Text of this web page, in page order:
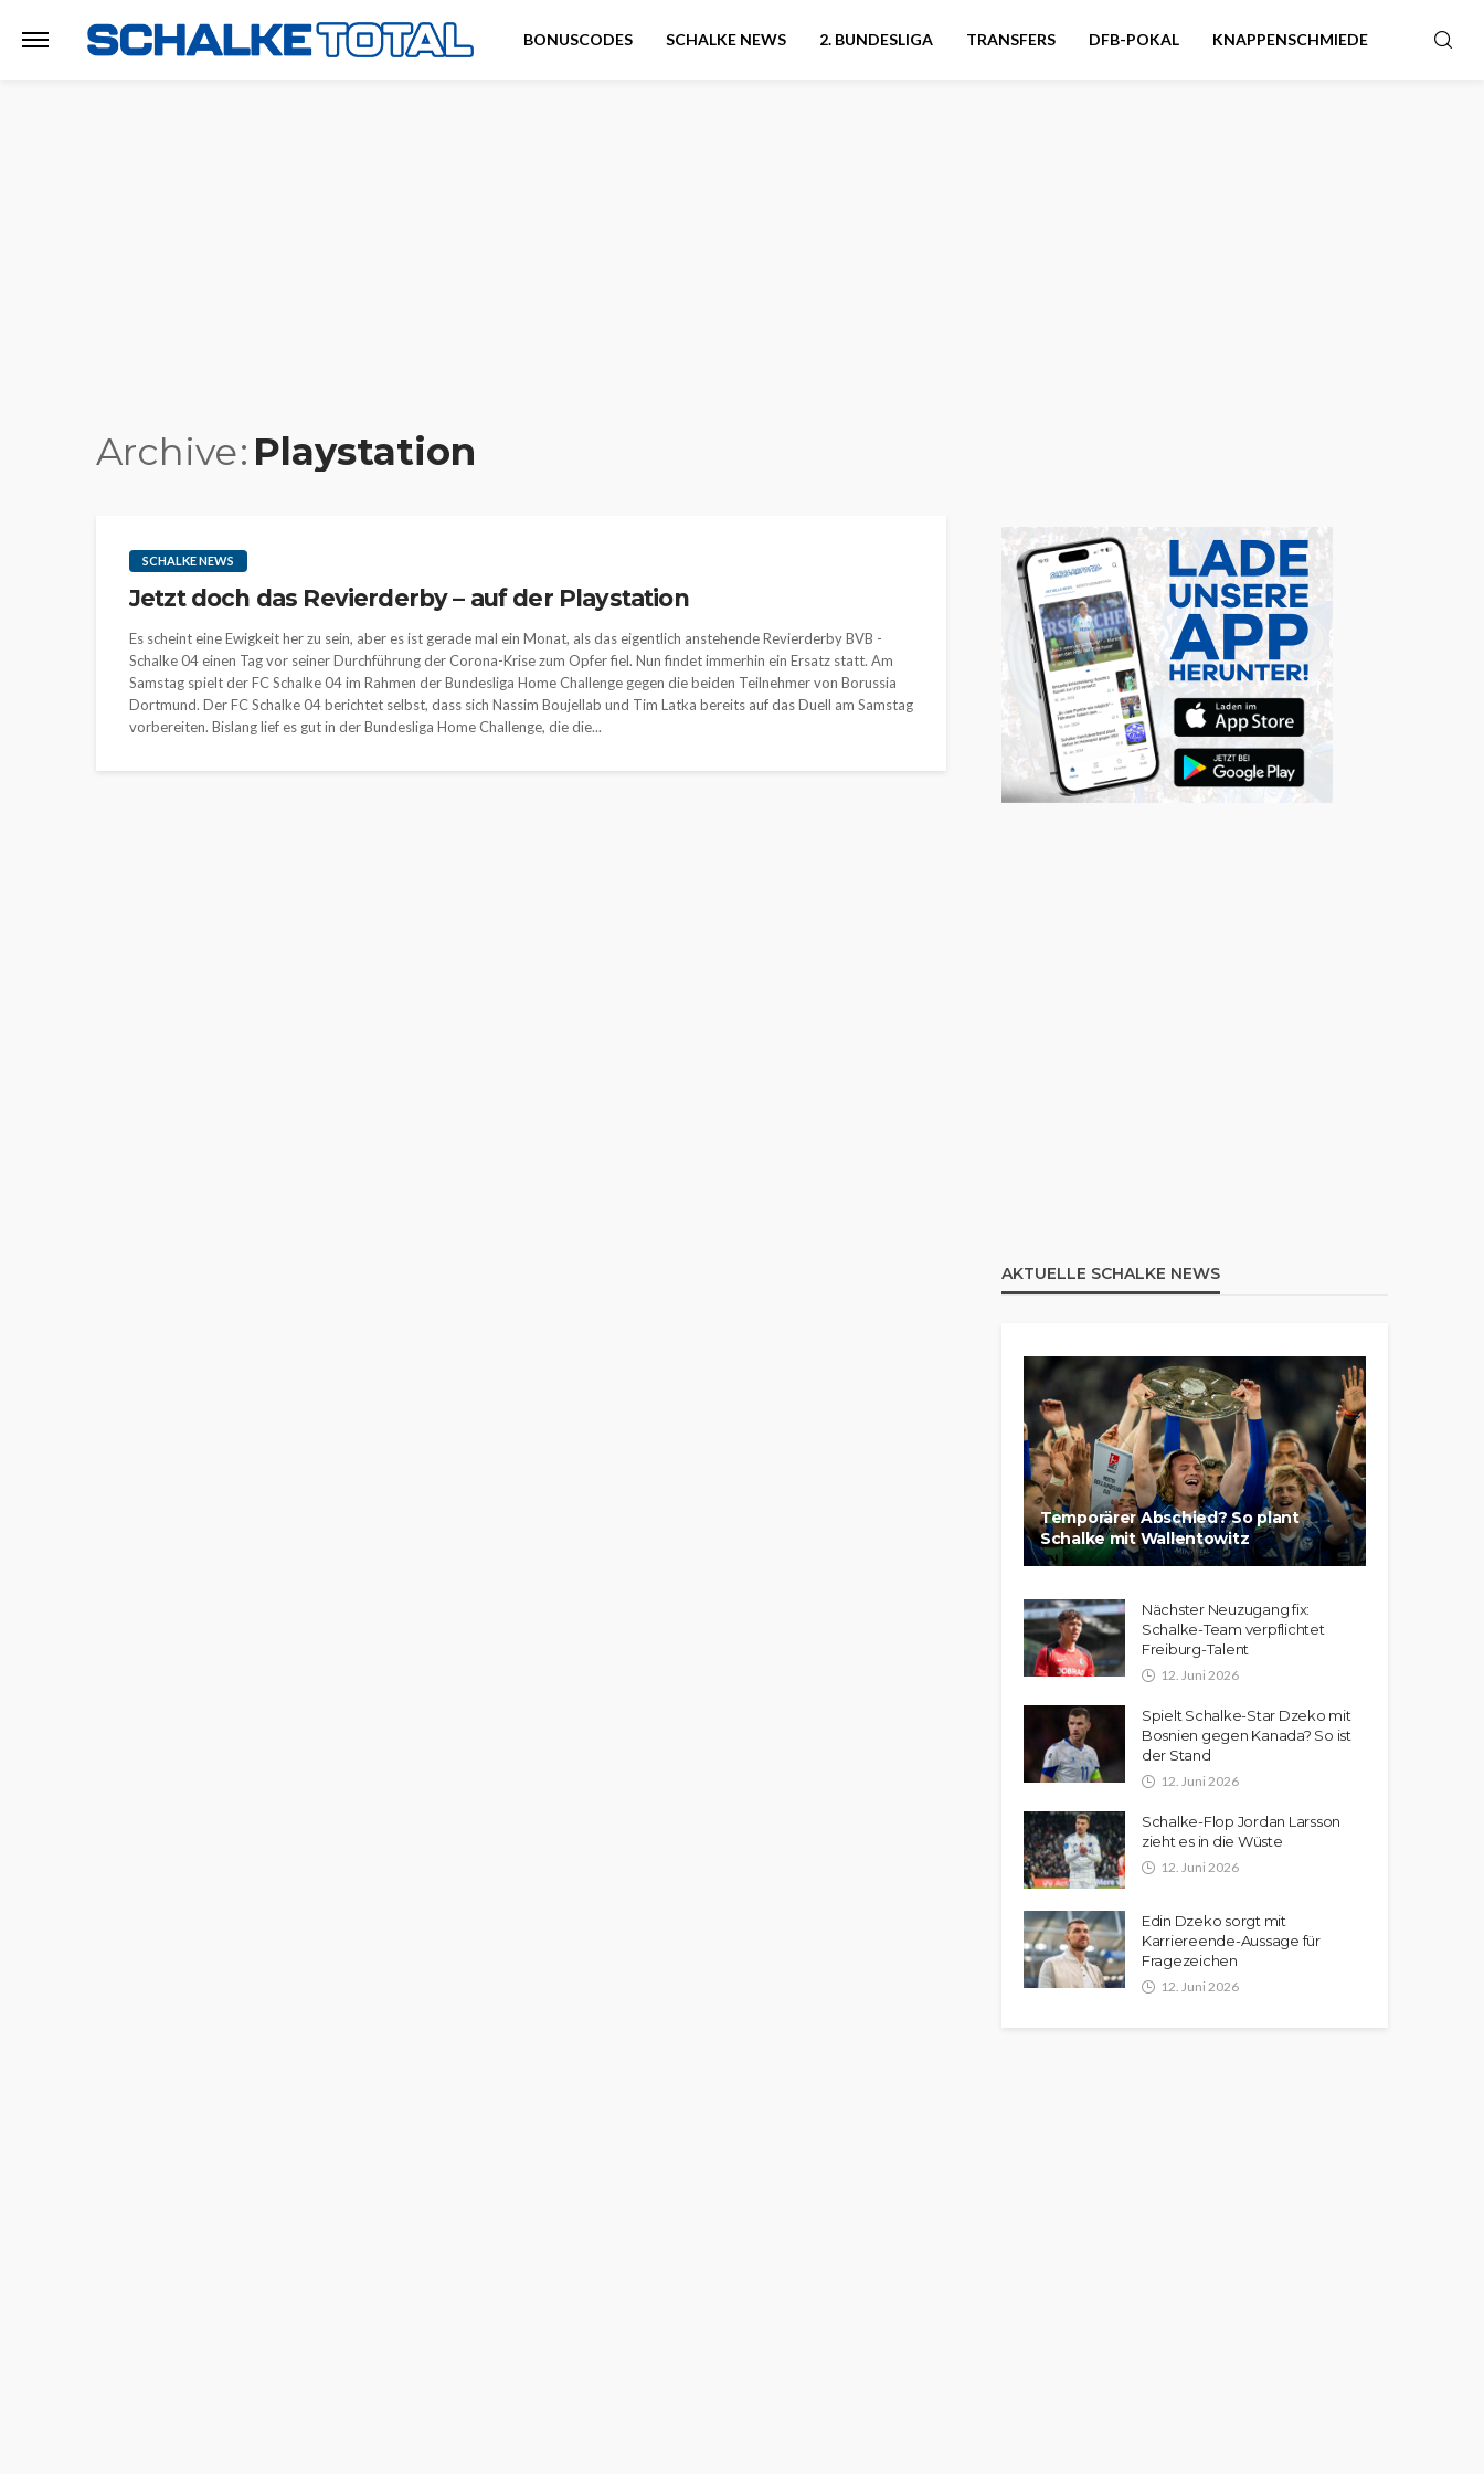
BONUSCODES SCHALKE NEWS 2. BUNDESLIGA TRANSFERS DFB-POKAL KNAPPENSCHMIEDE
Archive Playstation
SCHALKE NEWS
Jetzt doch das Revierderby – auf der Playstation
Es scheint eine Ewigkeit her zu sein, aber es ist gerade mal ein Monat, als das eigentlich anstehende Revierderby BVB -
Schalke 04 einen Tag vor seiner Durchführung der Corona-Krise zum Opfer fiel. Nun findet immerhin ein Ersatz statt. Am
Samstag spielt der FC Schalke 04 im Rahmen der Bundesliga Home Challenge gegen die beiden Teilnehmer von Borussia
Dortmund. Der FC Schalke 04 berichtet selbst, dass sich Nassim Boujellab und Tim Latka bereits auf das Duell am Samstag
vorbereiten. Bislang lief es gut in der Bundesliga Home Challenge, die die...
AKTUELLE SCHALKE NEWS
Temporärer Abschied? So plant
Schalke mit Wallentowitz
Nächster Neuzugang fix:
Schalke-Team verpflichtet
Freiburg-Talent
12. Juni 2026
Spielt Schalke-Star Dzeko mit
Bosnien gegen Kanada? So ist
der Stand
12. Juni 2026
Schalke-Flop Jordan Larsson
zieht es in die Wüste
12. Juni 2026
Edin Dzeko sorgt mit
Karriereende-Aussage für
Fragezeichen
12. Juni 2026